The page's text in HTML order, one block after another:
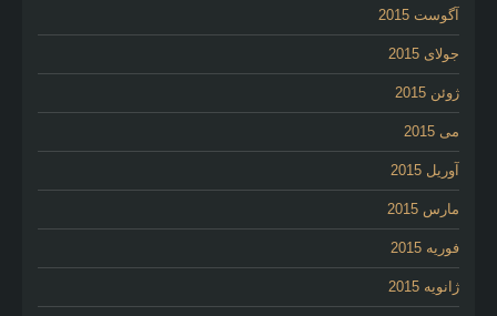
آگوست 2015
جولای 2015
ژوئن 2015
می 2015
آوریل 2015
مارس 2015
فوریه 2015
ژانویه 2015